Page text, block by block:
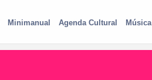
Minimanual Agenda Cultural Música